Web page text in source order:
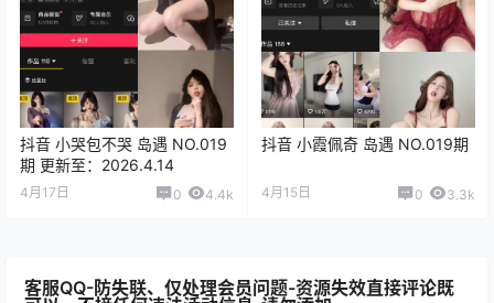
抖音 小哭包不哭 岛遇 NO.019
期 更新至：2026.4.14
4月17日 0 4.4k
抖音 小霞佩奇 岛遇 NO.019期
4月15日 0 3.3k
客服QQ-防失联、仅处理会员问题-资源失效直接评论既